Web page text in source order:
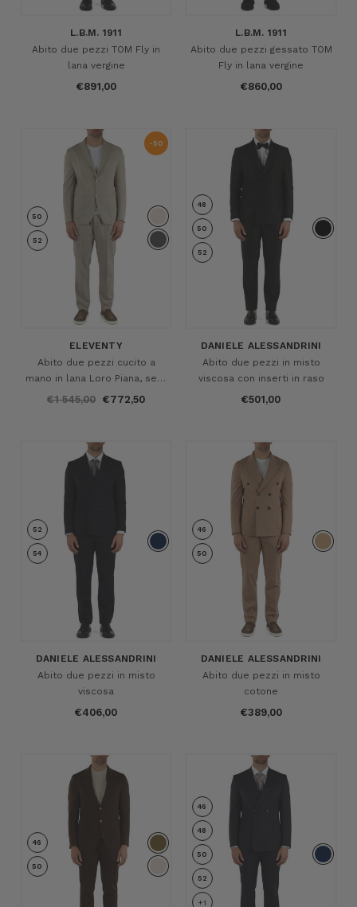
L.B.M. 1911
Abito due pezzi TOM Fly in
lana vergine
€891,00
L.B.M. 1911
Abito due pezzi gessato TOM
Fly in lana vergine
€860,00
-50
50
52
ELEVENTY
Abito due pezzi cucito a
mano in lana Loro Piana, seta
e lino
€1 545,00 €772,50
48
50
52
DANIELE ALESSANDRINI
Abito due pezzi in misto
viscosa con inserti in raso
€501,00
52
54
DANIELE ALESSANDRINI
Abito due pezzi in misto
viscosa
€406,00
46
50
DANIELE ALESSANDRINI
Abito due pezzi in misto
cotone
€389,00
46
50
46
48
50
52
+1